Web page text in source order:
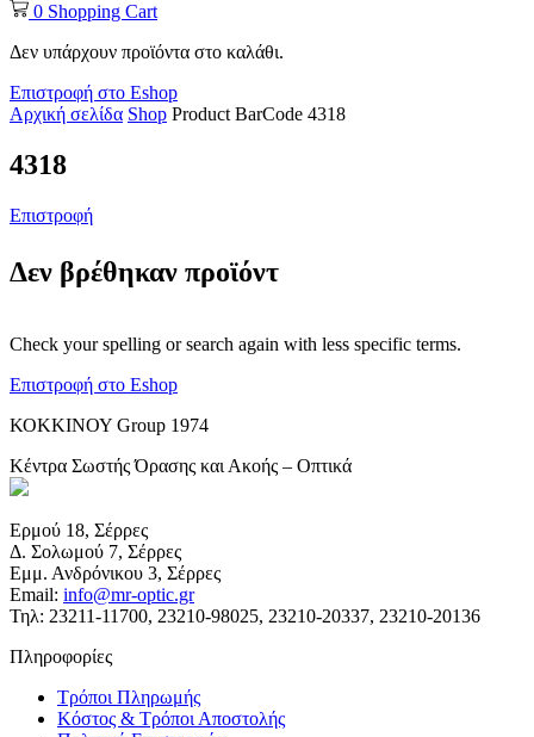
0 Shopping Cart
Δεν υπάρχουν προϊόντα στο καλάθι.
Επιστροφή στο Eshop
Αρχική σελίδα Shop Product BarCode 4318
4318
Επιστροφή
Δεν βρέθηκαν προϊόντ
Check your spelling or search again with less specific terms.
Επιστροφή στο Eshop
ΚΟΚΚΙΝΟΥ Group 1974
Κέντρα Σωστής Όρασης και Ακοής – Οπτικά
Ερμού 18, Σέρρες
Δ. Σολωμού 7, Σέρρες
Εμμ. Ανδρόνικου 3, Σέρρες
Email: info@mr-optic.gr
Τηλ: 23211-11700, 23210-98025, 23210-20337, 23210-20136
Πληροφορίες
Τρόποι Πληρωμής
Κόστος & Τρόποι Αποστολής